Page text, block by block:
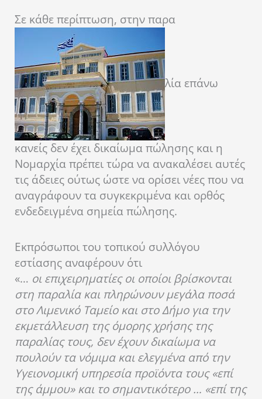
Σε κάθε περίπτωση, στην παρα
λία επάνω
κανείς δεν έχει δικαίωμα πώλησης και η
Νομαρχία πρέπει τώρα να ανακαλέσει αυτές
τις άδειες ούτως ώστε να ορίσει νέες που να
αναγράφουν τα συγκεκριμένα και ορθός
ενδεδειγμένα σημεία πώλησης.
Εκπρόσωποι του τοπικού συλλόγου
εστίασης αναφέρουν ότι
«… οι επιχειρηματίες οι οποίοι βρίσκονται
στη παραλία και πληρώνουν μεγάλα ποσά
στο Λιμενικό Ταμείο και στο Δήμο για την
εκμετάλλευση της όμορης χρήσης της
παραλίας τους, δεν έχουν δικαίωμα να
πουλούν τα νόμιμα και ελεγμένα από την
Υγειονομική υπηρεσία προϊόντα τους «επί
της άμμου» και το σημαντικότερο … «επί της